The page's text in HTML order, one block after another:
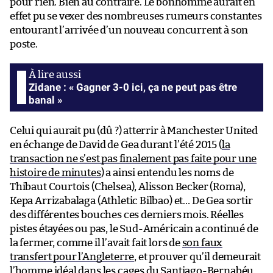
effet pu se vexer des nombreuses rumeurs constantes
entourant l’arrivée d’un nouveau concurrent à son
poste.
Zidane : « Gagner 3-0 ici, ça ne peut pas être
banal »
Celui qui aurait pu (dû ?) atterrir à Manchester United
en échange de David de Gea durant l’été 2015 (la
transaction ne s’est pas finalement pas faite pour une
histoire de minutes) a ainsi entendu les noms de
Thibaut Courtois (Chelsea), Alisson Becker (Roma),
Kepa Arrizabalaga (Athletic Bilbao) et… De Gea sortir
des différentes bouches ces derniers mois. Réelles
pistes étayées ou pas, le Sud-Américain a continué de
la fermer, comme il l’avait fait lors de son faux
transfert pour l’Angleterre, et prouver qu’il demeurait
l’homme idéal dans les cages du Santiago-Bernabéu.